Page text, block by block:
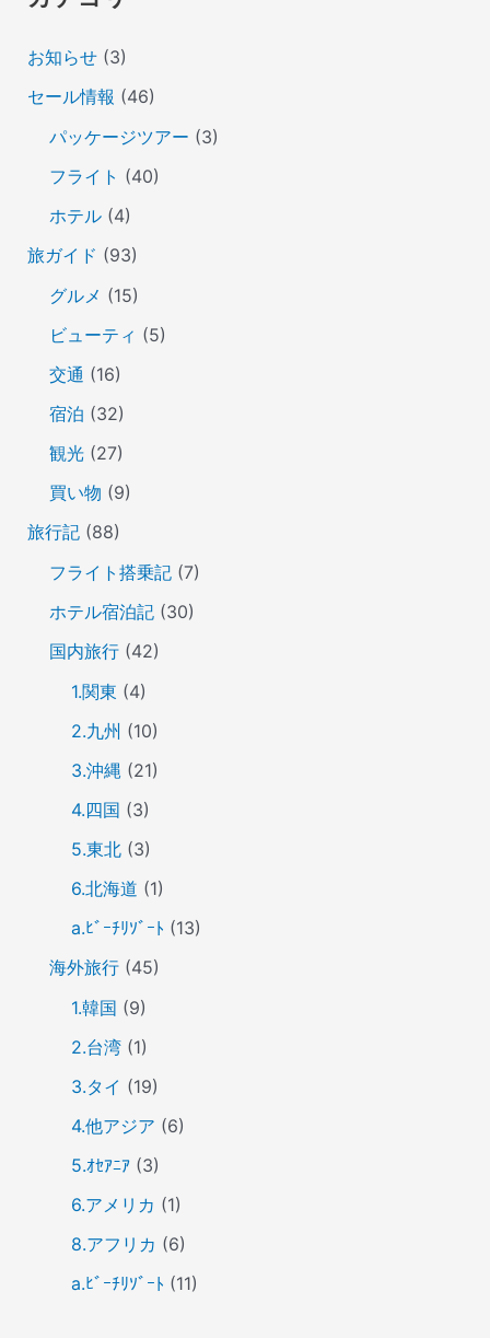
お知らせ(3)
セール情報 (46)
パッケージツアー (3)
フライト (40)
ホテル(4)
旅ガイド (93)
グルメ (15)
ビューティ (5)
交通 (16)
宿泊 (32)
観光(27)
買い物 (9)
旅行記(88)
フライト搭乗記(7)
ホテル宿泊記(30)
国内旅行(42)
1.関東 (4)
2.九州 (10)
3.沖縄(21)
4.四国 (3)
5.東北(3)
6.北海道 (1)
a.ﾋﾞｰﾁﾘｿﾞｰﾄ (13)
海外旅行(45)
1.韓国 (9)
2.台湾(1)
3.タイ (19)
4.他アジア (6)
5.ｵｾｱﾆｱ(3)
6.アメリカ (1)
8.アフリカ (6)
a.ﾋﾞｰﾁﾘｿﾞｰﾄ (11)